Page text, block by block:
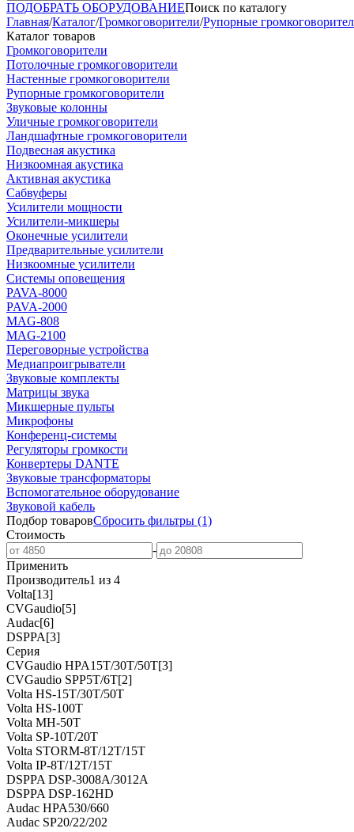
ПОДОБРАТЬ ОБОРУДОВАНИЕПоиск по каталогу
Главная/Каталог/Громкоговорители/Рупорные
Каталог товаров
Громкоговорители
Потолочные громкоговорители
Настенные громкоговорители
Рупорные громкоговорители
Звуковые колонны
Уличные громкоговорители
Ландшафтные громкоговорители
Подвесная акустика
Низкоомная акустика
Активная акустика
Сабвуферы
Усилители мощности
Усилители-микшеры
Оконечные усилители
Предварительные усилители
Низкоомные усилители
Системы оповещения
PAVA-8000
PAVA-2000
MAG-808
MAG-2100
Переговорные устройства
Медиапроигрыватели
Звуковые комплекты
Матрицы звука
Микшерные пульты
Микрофоны
Конференц-системы
Регуляторы громкости
Конвертеры DANTE
Звуковые трансформаторы
Вспомогательное оборудование
Звуковой кабель
Подбор товаровСбросить фильтры (1)
Стоимость
-
Применить
Производитель1 из 4
Volta[13]
CVGaudio[5]
Audac[6]
DSPPA[3]
Серия
CVGaudio HPA15T/30T/50T[3]
CVGaudio SPP5T/6T[2]
Volta HS-15T/30T/50T
Volta HS-100T
Volta MH-50T
Volta SP-10T/20T
Volta STORM-8T/12T/15T
Volta IP-8T/12T/15T
DSPPA DSP-3008A/3012A
DSPPA DSP-162HD
Audac HPA530/660
Audac SP20/22/202